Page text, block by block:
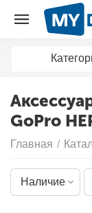
GoPro
Главная /
Наличие